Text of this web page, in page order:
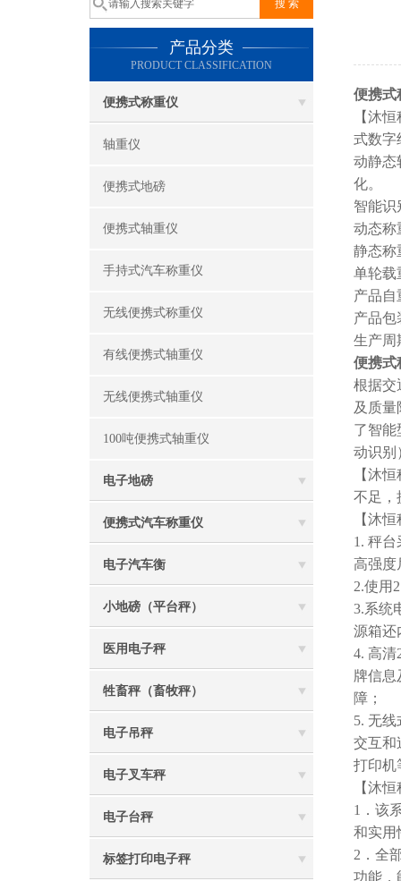
产品分类
PRODUCT CLASSIFICATION
便携式称重仪
轴重仪
便携式地磅
便携式轴重仪
手持式汽车称重仪
无线便携式称重仪
有线便携式轴重仪
无线便携式轴重仪
100吨便携式轴重仪
电子地磅
便携式汽车称重仪
电子汽车衡
小地磅（平台秤）
医用电子秤
牲畜秤（畜牧秤）
电子吊秤
电子叉车秤
电子台秤
标签打印电子秤
便携式
【沐
式数字
动静态
化。
智能识
动态称
静态称
单轮载
产品
产品包
生产周
便携式
根据交
及质
了智能
动识别
【沐
不足，
【沐
1. 秤
高强度
2.使用
3.系统
源箱还
4. 高
牌信息
障；
5. 无
交互和
打印机
【沐
1．该
和实用
2．全
功能，